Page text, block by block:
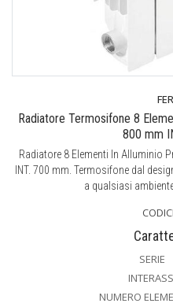
Radiatore Termosifone 8
800 mm
Radiatore 8 Elementi In Alluminio
INT. 700 mm. Termosifone dal
a qualsiasi
SERIE
NUMERO